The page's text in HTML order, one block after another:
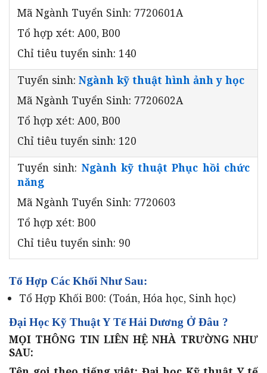
Mã Ngành Tuyển Sinh: 7720601A
Tổ hợp xét: A00, B00
Chỉ tiêu tuyển sinh: 140
Tuyển sinh: Ngành kỹ thuật hình ảnh y học
Mã Ngành Tuyển Sinh: 7720602A
Tổ hợp xét: A00, B00
Chỉ tiêu tuyển sinh: 120
Tuyển sinh: Ngành kỹ thuật Phục hồi chức
năng
Mã Ngành Tuyển Sinh: 7720603
Tổ hợp xét: B00
Chỉ tiêu tuyển sinh: 90
Tổ Hợp Các Khối Như Sau:
Tổ Hợp Khối B00: (Toán, Hóa học, Sinh học)
Đại Học Kỹ Thuật Y Tế Hải Dương Ở Đâu ?
MỌI THÔNG TIN LIÊN HỆ NHÀ TRƯỜNG NHƯ
SAU: